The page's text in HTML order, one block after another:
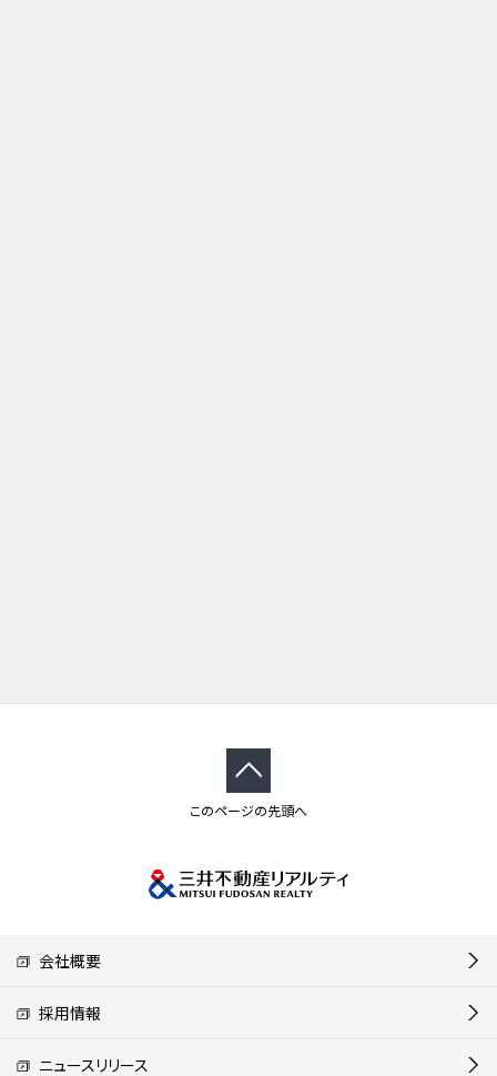
このページの先頭へ
会社概要
採用情報
ニュースリリース